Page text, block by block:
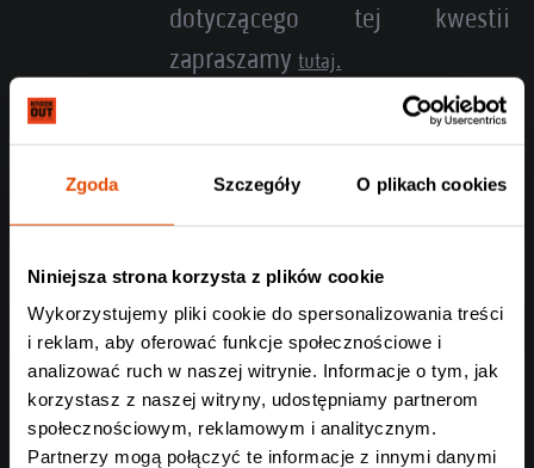
Zgoda Szczegóły O plikach cookies
Niniejsza strona korzysta z plików cookie
Wykorzystujemy pliki cookie do spersonalizowania treści
i reklam, aby oferować funkcje społecznościowe i
analizować ruch w naszej witrynie. Informacje o tym, jak
korzystasz z naszej witryny, udostępniamy partnerom
społecznościowym, reklamowym i analitycznym.
Partnerzy mogą połączyć te informacje z innymi danymi
dotyczącego tej kwestii
zapraszamytutaj.
Adres e-mail
Treść wiadomości